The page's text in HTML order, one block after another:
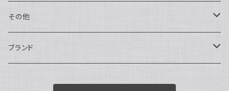
トートバッグ
バックパック・リュックサック
指輪
ピアス・イヤリング
アナログ・機械式
アナログ・クォーツ
その他
ペン・万年筆
ブランド